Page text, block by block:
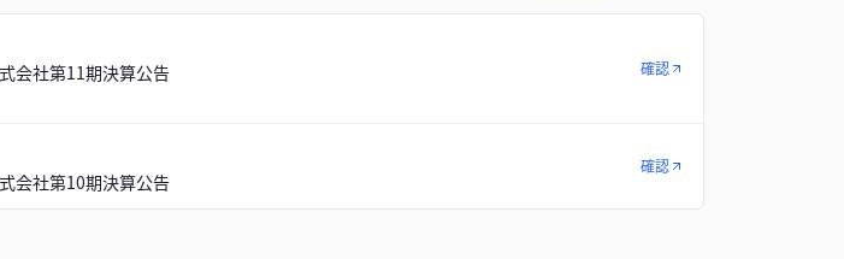
会社第11期決算公告 確認
会社第10期決算公告
確認